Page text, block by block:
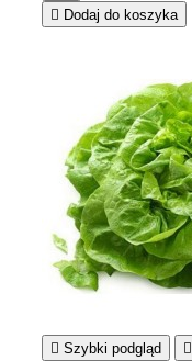
 Dodaj do koszyka
 Szybki podgląd 